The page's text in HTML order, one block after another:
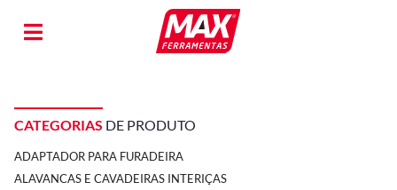
CATEGORIAS DE PRODUTO
ADAPTADOR PARA FURADEIRA
ALAVANCAS E CAVADEIRAS INTERIÇAS